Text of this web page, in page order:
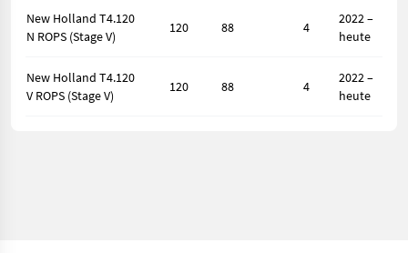
New Holland T4.120
N ROPS (Stage V)
120 88 4
2022 –
heute
New Holland T4.120
V ROPS (Stage V)
120 88 4
2022 –
heute